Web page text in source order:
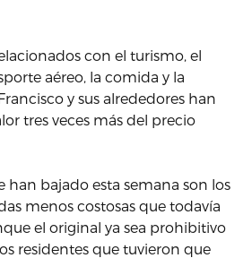
con el turismo, el
aéreo, la comida y la
y sus alrededores han
tres veces más del precio
bajado esta semana son los
menos costosas que todavía
el original ya sea prohibitivo
residentes que tuvieron que